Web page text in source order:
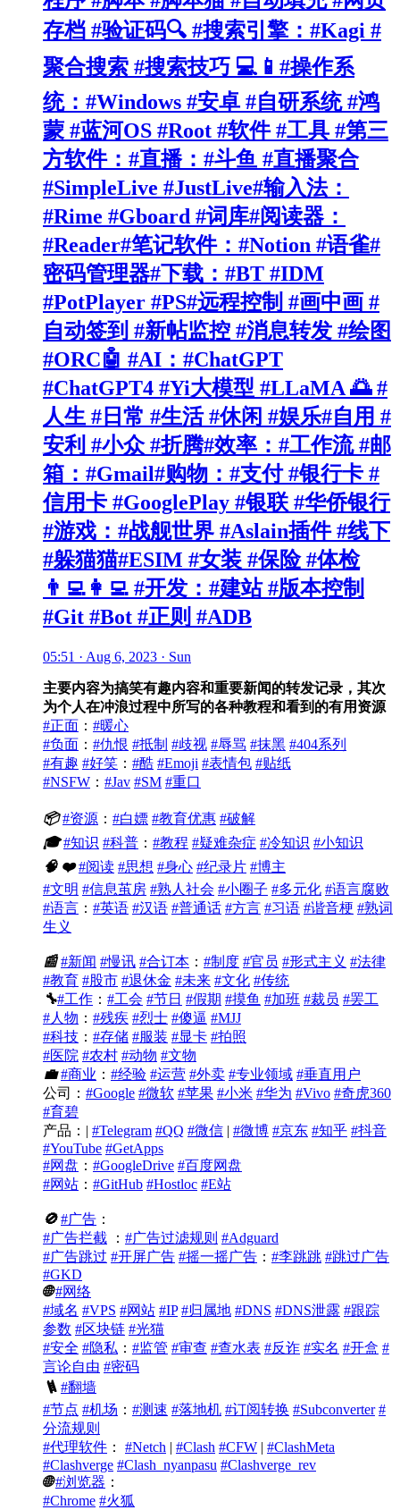
存档 #验证码🔍 #搜索引擎：#Kagi #
聚合搜索 #搜索技巧 💻📱#操作系
统：#Windows #安卓 #自研系统 #鸿
蒙 #蓝河OS #Root #软件 #工具 #第三
方软件：#直播：#斗鱼 #直播聚合
#SimpleLive #JustLive#输入法：
#Rime #Gboard #词库#阅读器：
#Reader#笔记软件：#Notion #语雀#
密码管理器#下载：#BT #IDM
#PotPlayer #PS#远程控制 #画中画 #
自动签到 #新帖监控 #消息转发 #绘图
#ORC🤖 #AI：#ChatGPT
#ChatGPT4 #Yi大模型 #LLaMA 🌅 #
人生 #日常 #生活 #休闲 #娱乐#自用 #
安利 #小众 #折腾#效率：#工作流 #邮
箱：#Gmail#购物：#支付 #银行卡 #
信用卡 #GooglePlay #银联 #华侨银行
#游戏：#战舰世界 #Aslain插件 #线下
#躲猫猫#ESIM #女装 #保险 #体检
👨‍💻👩‍💻 #开发：#建站 #版本控制
#Git #Bot #正则 #ADB
05:51 · Aug 6, 2023 · Sun
主要内容为搞笑有趣内容和重要新闻的转发记录，其次
为个人在冲浪过程中所写的各种教程和看到的有用资源
#正面 ： #暖心
#负面 ： #仇恨 #抵制 #歧视 #辱骂 #抹黑 #404系列
#有趣 #好笑 ： #酷 #Emoji #表情包 #贴纸
#NSFW ： #Jav #SM #重口
📦 #资源 ： #白嫖 #教育优惠 #破解
🎓 #知识 #科普 ： #教程 #疑难杂症 #冷知识 #小知识
🧠 ❤️ #阅读 #思想 #身心 #纪录片 #博主
#文明 #信息茧房 #熟人社会 #小圈子 #多元化 #语言腐败
#语言 ： #英语 #汉语 #普通话 #方言 #习语 #谐音梗 #熟词
生义
📰 #新闻 #慢讯 #合订本 ： #制度 #官员 #形式主义 #法律
#教育 #股市 #退休金 #未来 #文化 #传统
🔧#工作 ： #工会 #节日 #假期 #摸鱼 #加班 #裁员 #罢工
#人物 ： #残疾 #烈士 #傻逼 #MJJ
#科技 ： #存储 #服装 #显卡 #拍照
#医院 #农村 #动物 #文物
💼 #商业 ： #经验 #运营 #外卖 #专业领域 #垂直用户
公司： #Google #微软 #苹果 #小米 #华为 #Vivo #奇虎360
#育碧
产品：| #Telegram #QQ #微信 | #微博 #京东 #知乎 #抖音
#YouTube #GetApps
#网盘 ： #GoogleDrive #百度网盘
#网站 ： #GitHub #Hostloc #E站
🚫 #广告 ：
#广告拦截 ： #广告过滤规则 #Adguard
#广告跳过 #开屏广告 #摇一摇广告 ： #李跳跳 #跳过广告
#GKD
🌐 #网络
#域名 #VPS #网站 #IP #归属地 #DNS #DNS泄露 #跟踪
参数 #区块链 #光猫
#安全 #隐私 ： #监管 #审查 #查水表 #反诈 #实名 #开盒 #
言论自由 #密码
🪜 #翻墙
#节点 #机场 ： #测速 #落地机 #订阅转换 #Subconverter #
分流规则
#代理软件 ： #Netch | #Clash #CFW | #ClashMeta
#Clashverge #Clash_nyanpasu #Clashverge_rev
🌐 #浏览器 ：
#Chrome #火狐